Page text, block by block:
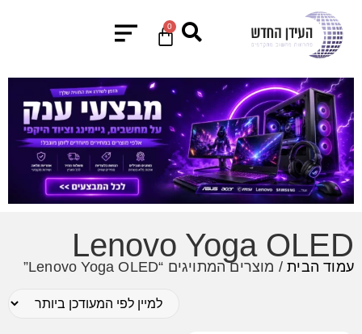
0
Lenovo Yoga OLED
עמוד הבית/ מוצרים המתויגים “Lenovo Yoga OLED”